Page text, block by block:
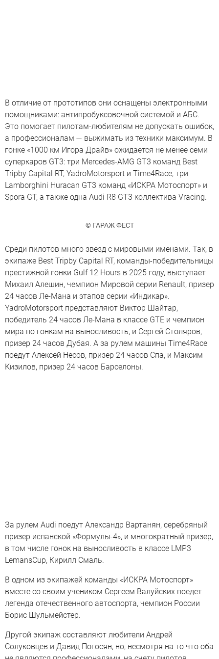
В отличие от прототипов они оснащены электронными
помощниками: антипробуксовочной системой и АБС.
Это помогает пилотам-любителям не допускать ошибок,
а профессионалам — выжимать из техники максимум. В
гонке «1000 км Игора Драйв» ожидается не менее семи
суперкаров GT3: три Mercedes-AMG GT3 команд Best
Tripby Capital RT, YadroMotorsport и Time4Race, три
Lamborghini Huracan GT3 команд «ИСКРА Мотоспорт» и
Spora GT, а также одна Audi R8 GT3 коллектива Vracing.
© ГАРАЖ ФЕСТ
Среди пилотов много звезд с мировыми именами. Так, в
экипаже Best Tripby Capital RT, команды-победительницы
престижной гонки Gulf 12 Hours в 2025 году, выступает
Михаил Алешин, чемпион Мировой серии Renault, призер
24 часов Ле-Мана и этапов серии «Индикар».
YadroMotorsport представляют Виктор Шайтар,
победитель 24 часов Ле-Мана в классе GTE и чемпион
мира по гонкам на выносливость, и Сергей Столяров,
призер 24 часов Дубая. А за рулем машины Time4Race
поедут Алексей Несов, призер 24 часов Спа, и Максим
Кизилов, призер 24 часов Барселоны.
За рулем Audi поедут Александр Вартанян, серебряный
призер испанской «Формулы-4», и многократный призер,
в том числе гонок на выносливость в классе LMP3
LemansCup, Кирилл Смаль.
В одном из экипажей команды «ИСКРА Мотоспорт»
вместе со своим учеником Сергеем Валуйских поедет
легенда отечественного автоспорта, чемпион России
Борис Шульмейстер.
Другой экипаж составляют любители Андрей
Солуковцев и Давид Погосян, но, несмотря на то что оба